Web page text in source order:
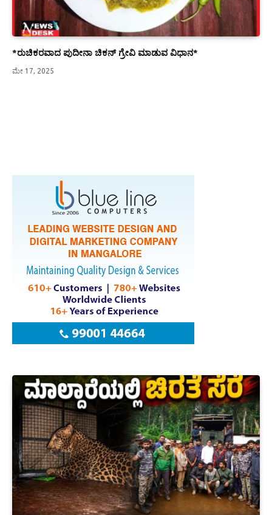
*ರುಚಿಕರವಾದ ಪುದೀನಾ ಚಿಕನ್ ಗ್ರೇವಿ ಮಾಡುವ ವಿಧಾನ*
ಮೇ 17, 2025